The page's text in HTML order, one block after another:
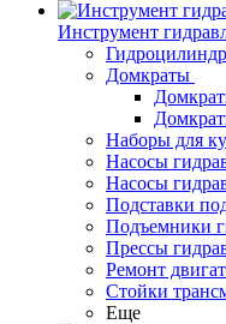
Инструмент
Домкраты
Наборы для
Насосы
Насосы
Подставки
Подъемники
Прессы
Ремонт
Стойки
Еще